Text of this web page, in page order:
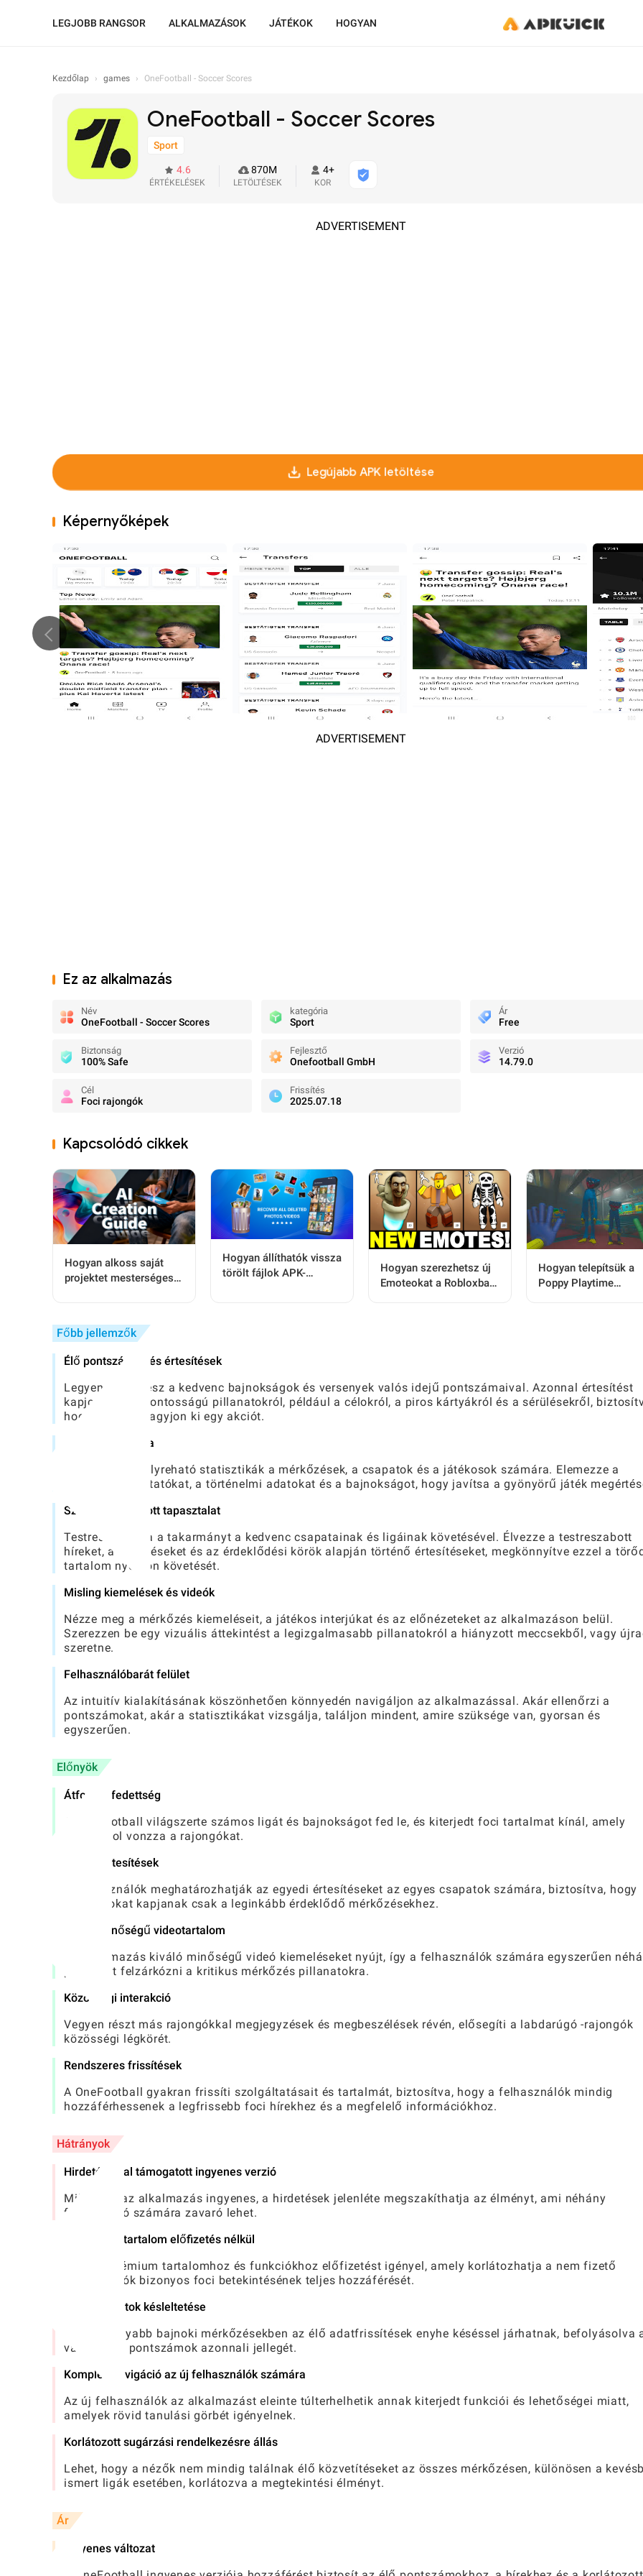
LEGJOBB RANGSOR ALKALMAZÁSOK JÁTÉKOK HOGYAN
Kezdőlap › games › OneFootball - Soccer Scores
OneFootball - Soccer Scores
Sport
4.6
ÉRTÉKELÉSEK
870M
LETÖLTÉSEK
4+
KOR
ADVERTISEMENT
Legújabb APK letöltése
Képernyőképek
ADVERTISEMENT
Ez az alkalmazás
Név
OneFootball - Soccer Scores
kategória
Sport
Ár
Free
Biztonság
100% Safe
Fejlesztő
Onefootball GmbH
Verzió
14.79.0
Cél
Foci rajongók
Frissítés
2025.07.18
Kapcsolódó cikkek
Hogyan alkoss saját
projektet mesterséges
teljes, lépésről lépésre
útmutató
Hogyan állíthatók vissza
törölt fájlok APK-
Hogyan szerezhetsz új
Emoteokat a Robloxban:
Hogyan telepítsük a
Poppy Playtime
Főbb jellemzők
Élő pontszámok és értesítések
Legyen naprakész a kedvenc bajnokságok és versenyek valós idejű pontszámaival. Azonnal értesítést
kapjon a kulcsfontosságú pillanatokról, például a célokról, a piros kártyákról és a sérülésekről,
hogy soha ne hagyjon ki egy akciót.
Átfogó statisztika
Hozzáférési mélyreható statisztikák a mérkőzések, a csapatok és a játékosok számára. Elemezze a
teljesítménymutatókat, a történelmi adatokat és a bajnokságot, hogy javítsa a gyönyörű játék
Személyre szabott tapasztalat
Testreszabhatja a takarmányt a kedvenc csapatainak és ligáinak követésével. Élvezze a testreszabott
híreket, a frissítéseket és az érdeklődési körök alapján történő értesítéseket, megkönnyítve ezzel a
tartalom nyomon követését.
Misling kiemelések és videók
Nézze meg a mérkőzés kiemeléseit, a játékos interjúkat és az előnézeteket az alkalmazáson belül.
Szerezzen be egy vizuális áttekintést a legizgalmasabb pillanatokról a hiányzott meccsekből, vagy
szeretne.
Felhasználóbarát felület
Az intuitív kialakításának köszönhetően könnyedén navigáljon az alkalmazással. Akár ellenőrzi a
pontszámokat, akár a statisztikákat vizsgálja, találjon mindent, amire szüksége van, gyorsan és
egyszerűen.
Előnyök
Átfogó lefedettség
A OneFootball világszerte számos ligát és bajnokságot fed le, és kiterjedt foci tartalmat kínál, amely
mindenhol vonzza a rajongókat.
Egyéni értesítések
A felhasználók meghatározhatják az egyedi értesítéseket az egyes csapatok számára, biztosítva, hogy
riasztásokat kapjanak csak a leginkább érdeklődő mérkőzésekhez.
Kiváló minőségű videotartalom
Az alkalmazás kiváló minőségű videó kiemeléseket nyújt, így a felhasználók számára egyszerűen
perc alatt felzárkózni a kritikus mérkőzés pillanatokra.
Közösségi interakció
Vegyen részt más rajongókkal megjegyzések és megbeszélések révén, elősegíti a labdarúgó -rajongók
közösségi légkörét.
Rendszeres frissítések
A OneFootball gyakran frissíti szolgáltatásait és tartalmát, biztosítva, hogy a felhasználók mindig
hozzáférhessenek a legfrissebb foci hírekhez és a megfelelő információkhoz.
Hátrányok
Hirdetés által támogatott ingyenes verzió
Miközben az alkalmazás ingyenes, a hirdetések jelenléte megszakíthatja az élményt, ami néhány
felhasználó számára zavaró lehet.
Korlátozott tartalom előfizetés nélkül
Néhány prémium tartalomhoz és funkciókhoz előfizetést igényel, amely korlátozhatja a nem fizető
felhasználók bizonyos foci betekintésének teljes hozzáférését.
Alkalmi adatok késleltetése
Az alacsonyabb bajnoki mérkőzésekben az élő adatfrissítések enyhe késéssel járhatnak, befolyásolva
valós idejű pontszámok azonnali jellegét.
Komplex navigáció az új felhasználók számára
Az új felhasználók az alkalmazást eleinte túlterhelhetik annak kiterjedt funkciói és lehetőségei miatt,
amelyek rövid tanulási görbét igényelnek.
Korlátozott sugárzási rendelkezésre állás
Lehet, hogy a nézők nem mindig találnak élő közvetítéseket az összes mérkőzésen, különösen a
ismert ligák esetében, korlátozva a megtekintési élményt.
Ár
Ingyenes változat